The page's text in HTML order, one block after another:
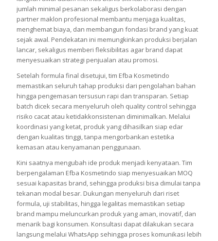
jumlah minimal pesanan sekaligus berkolaborasi dengan
partner maklon profesional membantu menjaga kualitas,
menghemat biaya, dan membangun fondasi brand yang kuat
sejak awal. Pendekatan ini memungkinkan produksi berjalan
lancar, sekaligus memberi fleksibilitas agar brand dapat
menyesuaikan strategi penjualan atau promosi.
Setelah formula final disetujui, tim Efba Kosmetindo
memastikan seluruh tahap produksi dari pengolahan bahan
hingga pengemasan tersusun rapi dan transparan. Setiap
batch dicek secara menyeluruh oleh quality control sehingga
risiko cacat atau ketidakkonsistenan diminimalkan. Melalui
koordinasi yang ketat, produk yang dihasilkan siap edar
dengan kualitas tinggi, tanpa mengorbankan estetika
kemasan atau kenyamanan penggunaan.
Kini saatnya mengubah ide produk menjadi kenyataan. Tim
berpengalaman Efba Kosmetindo siap menyesuaikan MOQ
sesuai kapasitas brand, sehingga produksi bisa dimulai tanpa
tekanan modal besar. Dukungan menyeluruh dari riset
formula, uji stabilitas, hingga legalitas memastikan setiap
brand mampu meluncurkan produk yang aman, inovatif, dan
menarik bagi konsumen. Konsultasi dapat dilakukan secara
langsung melalui WhatsApp sehingga proses komunikasi lebih